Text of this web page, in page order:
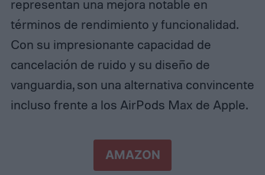
representan una mejora notable en
términos de rendimiento y funcionalidad.
Con su impresionante capacidad de
cancelación de ruido y su diseño de
vanguardia, son una alternativa convincente
incluso frente a los AirPods Max de Apple.
AMAZON